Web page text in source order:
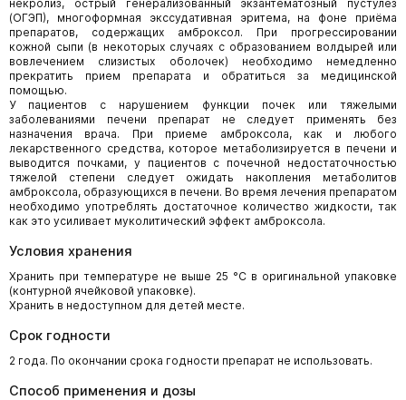
некролиз, острый генерализованный экзантематозный пустулез
(ОГЭП), многоформная экссудативная эритема, на фоне приёма
препаратов, содержащих амброксол. При прогрессировании
кожной сыпи (в некоторых случаях с образованием волдырей или
вовлечением слизистых оболочек) необходимо немедленно
прекратить прием препарата и обратиться за медицинской
помощью.
У пациентов с нарушением функции почек или тяжелыми
заболеваниями печени препарат не следует применять без
назначения врача. При приеме амброксола, как и любого
лекарственного средства, которое метаболизируется в печени и
выводится почками, у пациентов с почечной недостаточностью
тяжелой степени следует ожидать накопления метаболитов
амброксола, образующихся в печени. Во время лечения препаратом
необходимо употреблять достаточное количество жидкости, так
как это усиливает муколитический эффект амброксола.
Условия хранения
Хранить при температуре не выше 25 °С в оригинальной упаковке
(контурной ячейковой упаковке).
Хранить в недоступном для детей месте.
Срок годности
2 года. По окончании срока годности препарат не использовать.
Способ применения и дозы